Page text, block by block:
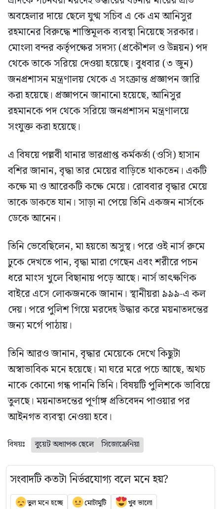
অবহেলার দায়ে ছেলে যুগ্ম সচিব এ কে এম আনিসুর
রহমানের বিরুদ্ধে শাস্তিমূলক ব্যবস্থা নিয়েছে সরকার।
মোংলা বন্দর কর্তৃপক্ষের সদস্য (প্রকৌশল ও উন্নয়ন) পদ
থেকে তাকে সরিয়ে দেওয়া হয়েছে। বুধবার (৩ জুন)
জনপ্রশাসন মন্ত্রণালয় থেকে এ সংক্রান্ত প্রজ্ঞাপন জারি
করা হয়েছে। প্রজ্ঞাপনে জানানো হয়েছে, আনিসুর
রহমানকে পদ থেকে সরিয়ে জনপ্রশাসন মন্ত্রণালয়ে
সংযুক্ত করা হয়েছে।
এ বিষয়ে পল্লবী থানার ভারপ্রাপ্ত কর্মকর্তা (ওসি) হাসান
বশির জানান, বৃদ্ধা তার মেয়ের বাড়িতে থাকতেন। একটি
কক্ষে মা ও আরেকটি কক্ষে মেয়ে। রোববার বৃদ্ধার মেয়ে
তাকে ডাকতে যান। সাড়া না পেয়ে তিনি একজন নার্সকে
ডেকে আনেন।
তিনি ভেবেছিলেন, মা হয়তো অসুস্থ। পরে ওই নার্স রুমে
ঢুকে দেখতে পান, বৃদ্ধা মারা গেছেন এবং শরীরে পচন
ধরে মাংস খুলে বিছানায় পড়ে আছে। নার্স তাৎক্ষণিক
বাইরে এসে লোকজনকে জানান। স্থানীয়রা ৯৯৯-এ কল
দেয়। পরে পুলিশ গিয়ে মরদেহ উদ্ধার করে ময়নাতদন্তের
জন্য মর্গে পাঠায়।
তিনি আরও জানান, বৃদ্ধার মেয়েকে দেখে কিছুটা
অস্বাভাবিক মনে হয়েছে। মা ঘরে মরে পচে আছে, অথচ
নাকে কোনো গন্ধ পাননি তিনি। বিষয়টি পুলিশকে ভাবিয়ে
তুলছে। ময়নাতদন্তের পূর্ণাঙ্গ প্রতিবেদন পাওয়ার পর
আইনগত ব্যবস্থা নেওয়া হবে।
বিষয়ঃ বুয়েট অধ্যাপক ছেলে সিজোফ্রেনিয়া
সংবাদটি কতটা নির্ভরযোগ্য বলে মনে হয়?
ভুল মনে হচ্ছে মোটামুটি খুব ভালো